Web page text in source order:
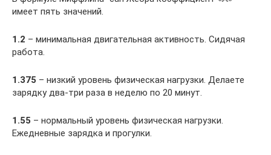
имеет пять значений.
1.2 – минимальная двигательная активность. Сидячая
работа.
1.375 – низкий уровень физическая нагрузки. Делаете
зарядку два-три раза в неделю по 20 минут.
1.55 – нормальный уровень физическая нагрузки.
Ежедневные зарядка и прогулки.